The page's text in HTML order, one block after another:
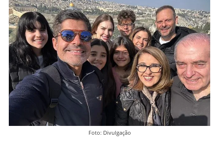
Foto: Divulgação